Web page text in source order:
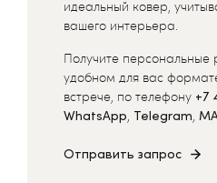
идеальный ковер,
вашего интерьера.
Получите
удобном для вас
встрече, по телефону +7
WhatsApp, Telegram,
Отправить запрос